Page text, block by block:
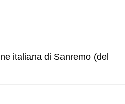
italiana di Sanremo (del